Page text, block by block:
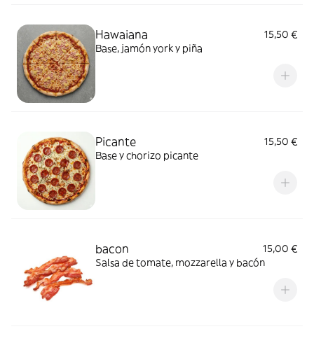
Hawaiana
15,50 €
Base, jamón york y piña
Picante
15,50 €
Base y chorizo picante
bacon
15,00 €
Salsa de tomate, mozzarella y bacón